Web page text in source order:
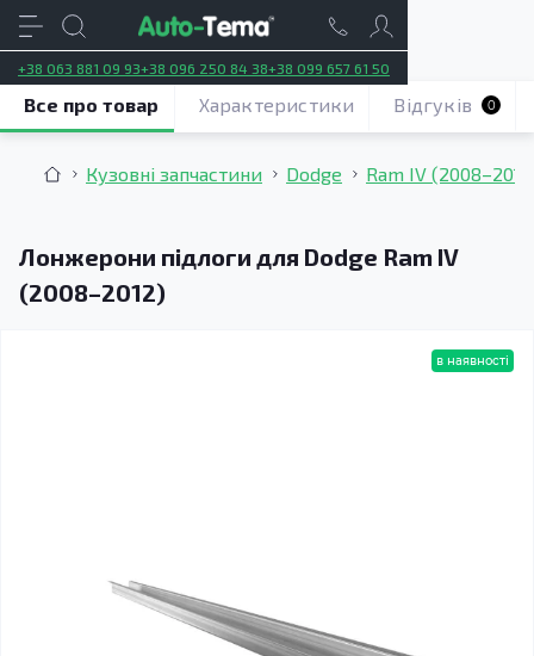
+38 063 881 09 93+38 096 250 84 38+38 099 657 61 50
Кузовні запчастини Dodge Ram IV
Лонжерони підлоги для Dodge Ram IV
(2008–2012)
Все про товар Характеристики Відгуків 0
в наявності